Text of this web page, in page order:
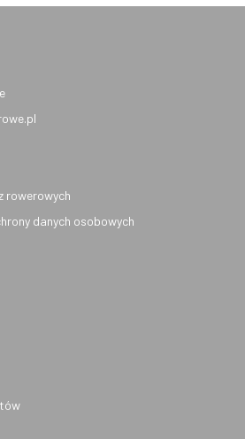
rowerowych
danych osobowych